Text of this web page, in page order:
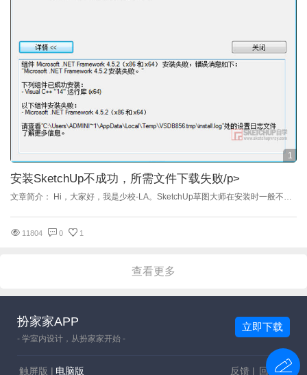
1
安装SketchUp不成功，所需文件下载失败/p>
11804 0 1
查看更多
扮家家APP
- 学室内设计，从扮家家开始 -
立即下载
触屏版 | 电脑版 回顶部
反馈 |